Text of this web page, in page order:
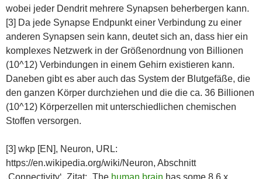
wobei jeder Dendrit mehrere Synapsen beherbergen kann.
[3] Da jede Synapse Endpunkt einer Verbindung zu einer
anderen Synapsen sein kann, deutet sich an, dass hier ein
komplexes Netzwerk in der Größenordnung von Billionen
(10^12) Verbindungen in einem Gehirn existieren kann.
Daneben gibt es aber auch das System der Blutgefäße, die
den ganzen Körper durchziehen und die die ca. 36 Billionen
(10^12) Körperzellen mit unterschiedlichen chemischen
Stoffen versorgen.
[3] wkp [EN], Neuron, URL:
https://en.wikipedia.org/wiki/Neuron, Abschnitt
‚Connectivity‘, Zitat: „The human brain has some 8.6 x